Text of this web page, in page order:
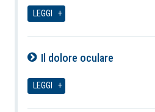
LEGGI
Il dolore oculare
LEGGI